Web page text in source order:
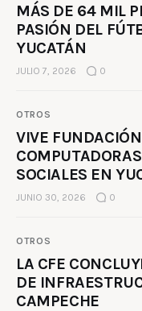
MÁS DE 64 MIL
PASIÓN DEL
YUCATÁN
JULIO 7, 2026 0
OTROS
VIVE
SOCIALES EN
JUNIO 30, 2026 0
OTROS
LA CFE
DE
CAMPECHE